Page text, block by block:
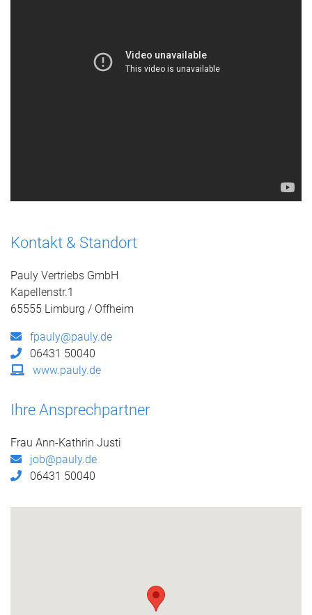
Kontakt & Standort
Pauly Vertriebs GmbH
Kapellenstr.1
65555 Limburg / Offheim
fpauly@pauly.de
06431 50040
www.pauly.de
Ihre Ansprechpartner
Frau Ann-Kathrin Justi
job@pauly.de
06431 50040